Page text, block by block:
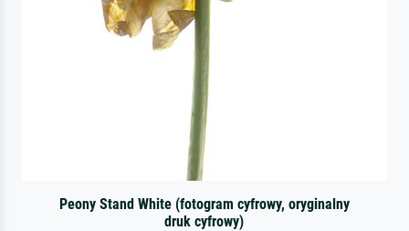
Peony Stand White (fotogram cyfrowy, oryginalny
druk cyfrowy)